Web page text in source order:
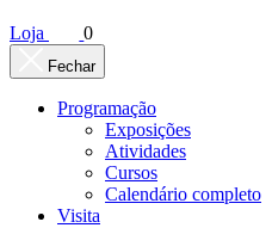
Loja 0
Fechar
Programação
Exposições
Atividades
Cursos
Calendário completo
Visita